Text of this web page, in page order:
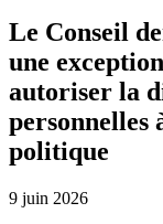
Le Conseil
une
autoriser la
personnelles
politique
9 juin 2026